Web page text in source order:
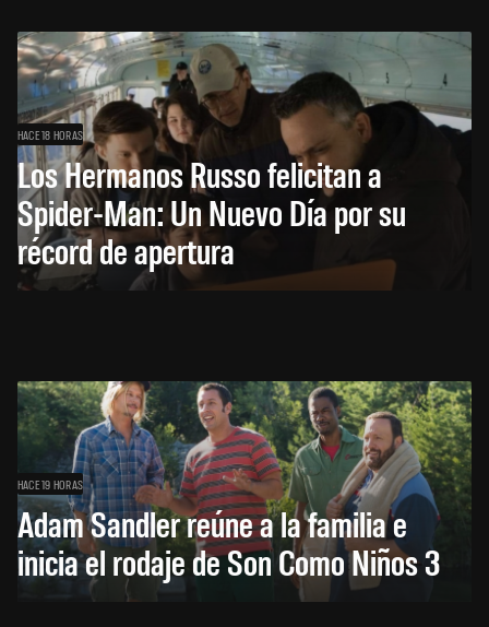
HACE 18 HORAS
Los Hermanos Russo felicitan a
Spider-Man: Un Nuevo Día por su
récord de apertura
HACE 19 HORAS
Adam Sandler reúne a la familia e
inicia el rodaje de Son Como Niños 3